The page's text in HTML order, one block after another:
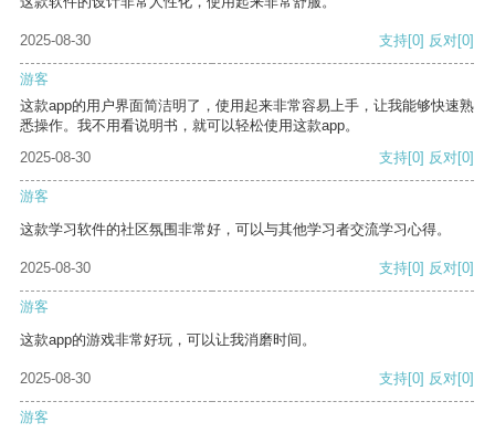
2025-08-30 支持[0] 反对[0]
游客
这款app的用户界面简洁明了，使用起来非常容易上手，让我能够快速熟
悉操作。我不用看说明书，就可以轻松使用这款app。
2025-08-30
支持[0] 反对[0]
游客
这款学习软件的社区氛围非常好，可以与其他学习者交流学习心得。
2025-08-30 支持[0] 反对[0]
游客
这款app的游戏非常好玩，可以让我消磨时间。
2025-08-30 支持[0] 反对[0]
游客